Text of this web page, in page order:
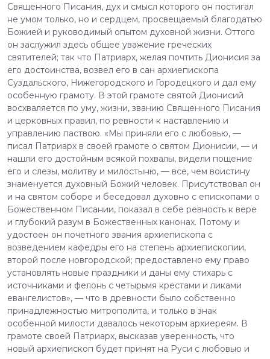
Священного Писания, дух и смысл которого он постигал
не умом только, но и сердцем, просвещаемый благодатью
Божией и руководимый опытом духовной жизни. Оттого
он заслужил здесь общее уважение греческих
святителей; так что Патриарх, желая почтить Дионисия за
его достоинства, возвел его в сан архиепископа
Суздальского, Нижегородского и Городецкого и дал ему
особенную грамоту. В этой грамоте святой Дионисий
восхваляется по уму, жизни, званию Священного Писания
и церковных правил, по ревности к наставлению и
управлению паствою. «Мы приняли его с любовью, —
писал Патриарх в своей грамоте о святом Дионисии, — и
нашли его достойным всякой похвалы, видели пощение
его и слезы, молитву и милостыню, — все, чем воистину
знаменуется духовный Божий человек. Присутствовал он
и на святом соборе и беседовал духовно с епископами о
Божественном Писании, показал в себе ревность к вере
и глубокий разум в Божественных канонах. Потому и
удостоен он почетного звания архиепископа с
возведением кафедры его на степень архиепископии,
второй после новгородской; предоставлено ему право
установлять новые праздники и даны ему стихарь с
источниками и фелонь с четырьмя крестами и ликами
евангелистов», — что в древности было собственно
принадлежностью митрополита, и только в знак
особенной милости давалось некоторым архиереям. В
грамоте своей Патриарх, высказав уверенность, что
новый архиепископ будет принят на Руси с любовью и